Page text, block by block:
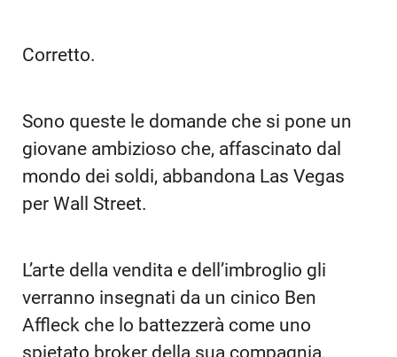
Corretto.
Sono queste le domande che si pone un
giovane ambizioso che, affascinato dal
mondo dei soldi, abbandona Las Vegas
per Wall Street.
L’arte della vendita e dell’imbroglio gli
verranno insegnati da un cinico Ben
Affleck che lo battezzerà come uno